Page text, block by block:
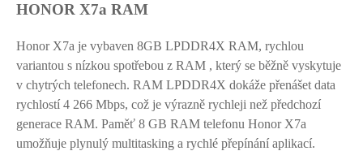
HONOR X7a RAM
Honor X7a je vybaven 8GB LPDDR4X RAM, rychlou
variantou s nízkou spotřebou z RAM , který se běžně vyskytuje
v chytrých telefonech. RAM LPDDR4X dokáže přenášet data
rychlostí 4 266 Mbps, což je výrazně rychleji než předchozí
generace RAM. Paměť 8 GB RAM telefonu Honor X7a
umožňuje plynulý multitasking a rychlé přepínání aplikací.